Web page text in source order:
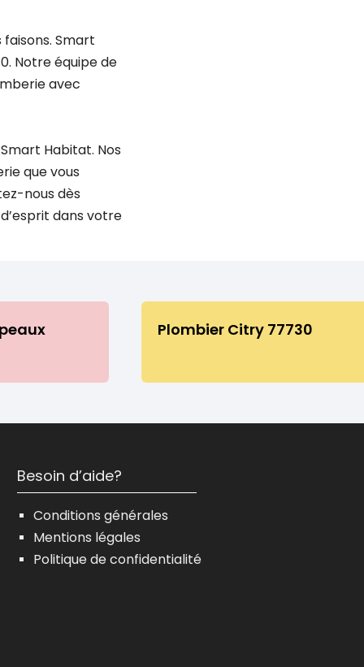
Smart
Notre équipe de
avec
Habitat. Nos
que vous
nous dès
dans votre
Plombier Citry 77730
Besoin d’aide?
Conditions générales
Mentions légales
Politique de confidentialité